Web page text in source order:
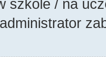
szkole / na